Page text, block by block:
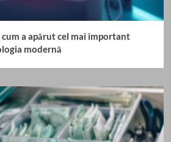
a apărut cel mai important
modernă